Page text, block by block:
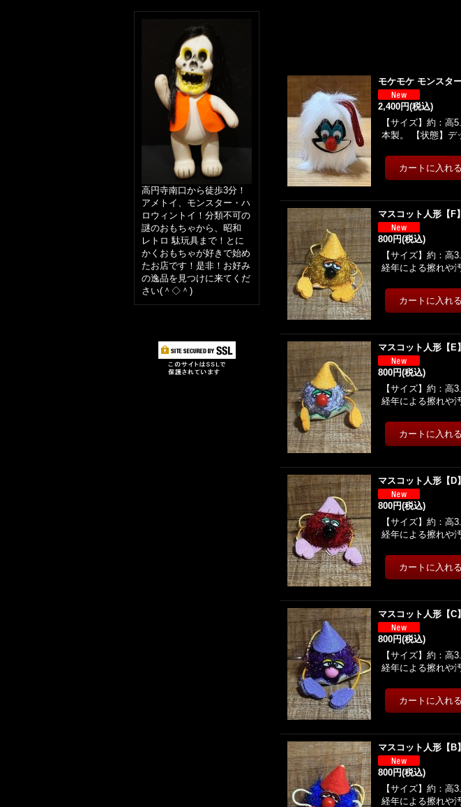
高円寺南口から徒歩3分！
アメトイ、モンスター・ハ
ロウィントイ！分類不可の
謎のおもちゃから、昭和
レトロ 駄玩具まで！とに
かくおもちゃが好きで始め
たお店です！是非！お好み
の逸品を見つけに来てくだ
さい(＾◇＾)
モケモケ モンスター
2,400円(税込)
【サイズ】約：
本製。 【状態】デ
マスコット人形【F】
800円(税込)
【サイズ】約：高
経年による擦れや
マスコット人形【E】
800円(税込)
【サイズ】約：高
経年による擦れや
マスコット人形【D】
800円(税込)
【サイズ】約：高
経年による擦れや
マスコット人形【C】
800円(税込)
【サイズ】約：高
経年による擦れや
マスコット人形【B】
800円(税込)
【サイズ】約：高
経年による擦れや